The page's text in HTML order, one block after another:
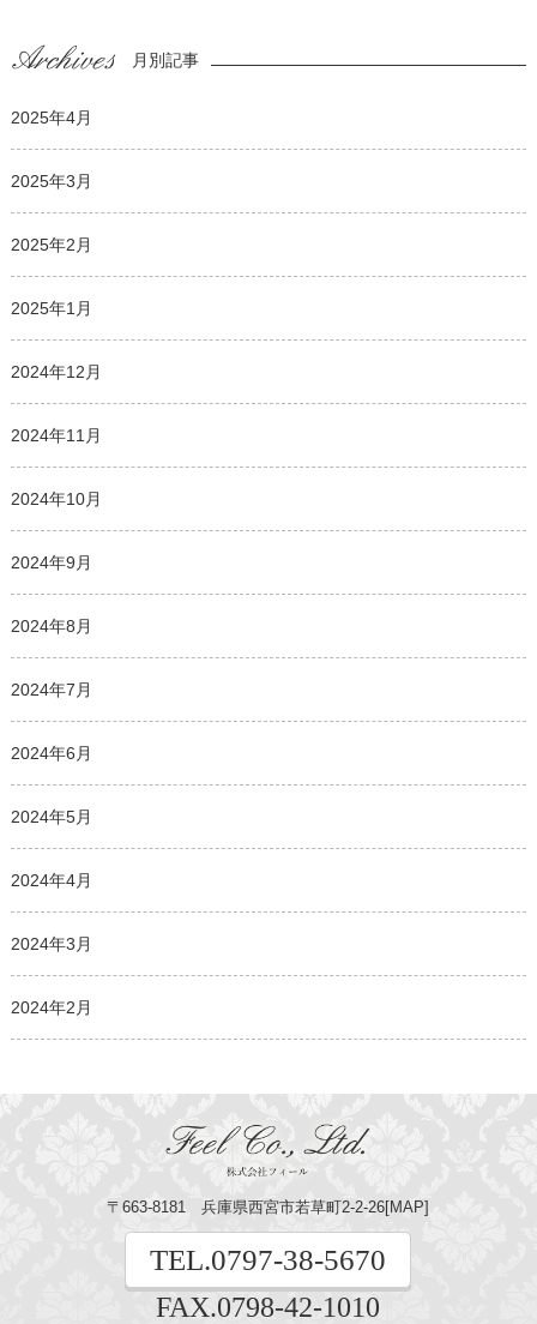
月別記事
2025年4月
2025年3月
2025年2月
2025年1月
2024年12月
2024年11月
2024年10月
2024年9月
2024年8月
2024年7月
2024年6月
2024年5月
2024年4月
2024年3月
2024年2月
〒663-8181 兵庫県西宮市若草町2-2-26[MAP]
TEL.0797-38-5670
FAX.0798-42-1010